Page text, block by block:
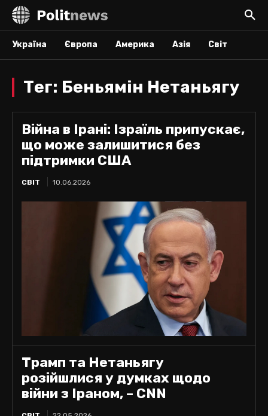
Україна Європа Америка Азія Світ
Тег: Беньямін Нетаньягу
Війна в Ірані: Ізраїль припускає,
що може залишитися без
підтримки США
СВІТ 10.06.2026
Трамп та Нетаньягу
розійшлися у думках щодо
війни з Іраном, – CNN